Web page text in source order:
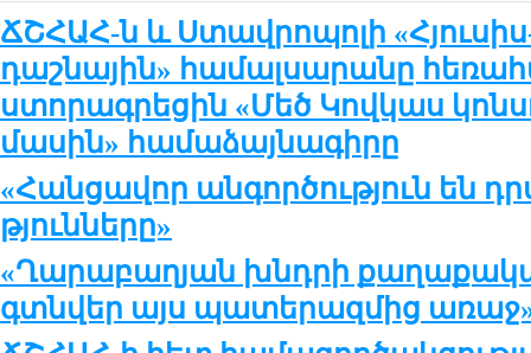
ՃՇՀԱՀ-ն և Ստավրոպոլի
դաշնային» համալսարանը
ստորագրեցին «Մեծ Կովկաս
մասին» համաձայնագիրը
«Հան­ցա­վոր ան­գոր­ծու­թ­յուն են
թ­յուն­նե­րը»
«Ղա­րա­բա­ղյան խնդ­րի
գտն­վեր այս պա­տե­րազ­մից